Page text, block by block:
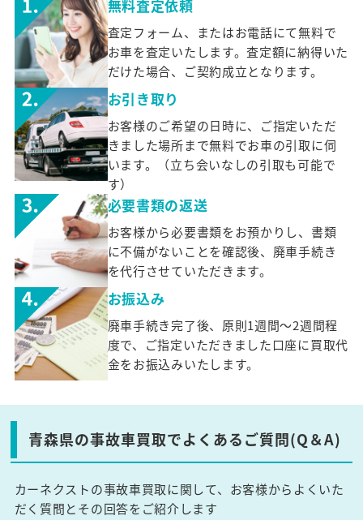
無料査定依頼
査定フォーム、またはお電話にて無料で
お車を査定いたします。査定額に納得いた
だけた場合、ご契約成立となります。
お引き取り
お客様のご希望の日時に、ご指定いただ
きました場所まで無料でお車の引取に伺
います。（立ち会いなしの引取も可能で
す）
必要書類の返送
お客様から必要書類をお預かりし、書類
に不備がないことを確認後、廃車手続き
を代行させていただきます。
お振込み
廃車手続き完了後、原則1週間～2週間程
度で、ご指定いただきました口座に買取代
金をお振込みいたします。
青森県の事故車買取でよくあるご質問(Q＆A)
カーネクストの事故車買取に関して、お客様からよくいた
だく質問とその回答をご紹介します